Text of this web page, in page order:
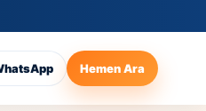
Hemen Ara